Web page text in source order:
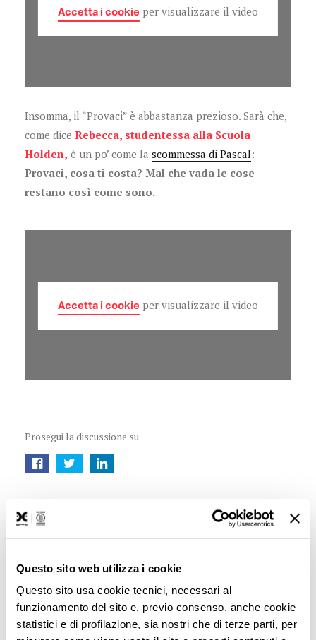
Questo sito web utilizza i cookie
Questo sito usa cookie tecnici, necessari al
funzionamento del sito e, previo consenso, anche cookie
statistici e di profilazione, sia nostri che di terze parti, per
Accetta i cookie per visualizzare il video
Insomma, il “Provaci” è abbastanza prezioso. Sarà che,
come dice Rebecca, studentessa alla Scuola
Holden, è un po’ come la scommessa di Pascal:
Provaci, cosa ti costa? Mal che vada le cose
restano così come sono.
Accetta i cookie per visualizzare il video
Prosegui la discussione su